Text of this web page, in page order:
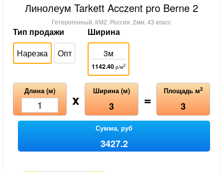
Линолеум Tarkett Acczent pro Berne 2
Гетерогенный, КМ2, Россия, 2мм, 43 класс
Тип продажи
Нарезка
Опт
Ширина
3м
1142.40 р/м2
Длина (м) x Ширина (м)
3 = Площадь м2
3
Сумма, руб
3427.2